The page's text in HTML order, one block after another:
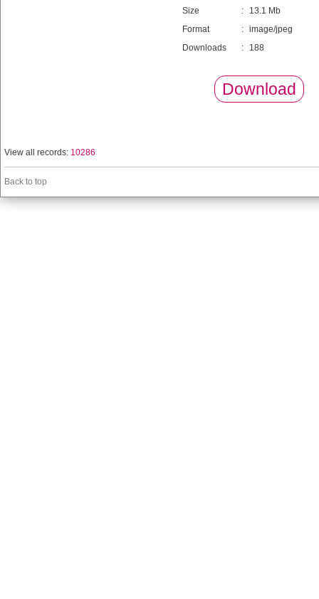
Size
:
13.1 Mb
Format
: image/jpeg
Downloads
: 188
Download
View all records: 10286
Back to top